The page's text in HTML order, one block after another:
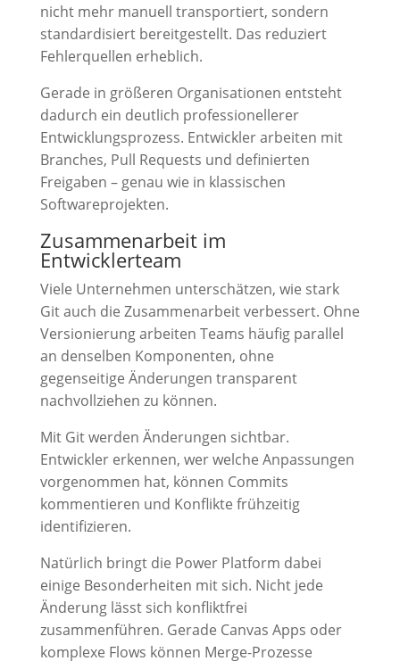
nicht mehr manuell transportiert, sondern
standardisiert bereitgestellt. Das reduziert
Fehlerquellen erheblich.
Gerade in größeren Organisationen entsteht
dadurch ein deutlich professionellerer
Entwicklungsprozess. Entwickler arbeiten mit
Branches, Pull Requests und definierten
Freigaben – genau wie in klassischen
Softwareprojekten.
Zusammenarbeit im
Entwicklerteam
Viele Unternehmen unterschätzen, wie stark
Git auch die Zusammenarbeit verbessert. Ohne
Versionierung arbeiten Teams häufig parallel
an denselben Komponenten, ohne
gegenseitige Änderungen transparent
nachvollziehen zu können.
Mit Git werden Änderungen sichtbar.
Entwickler erkennen, wer welche Anpassungen
vorgenommen hat, können Commits
kommentieren und Konflikte frühzeitig
identifizieren.
Natürlich bringt die Power Platform dabei
einige Besonderheiten mit sich. Nicht jede
Änderung lässt sich konfliktfrei
zusammenführen. Gerade Canvas Apps oder
komplexe Flows können Merge-Prozesse